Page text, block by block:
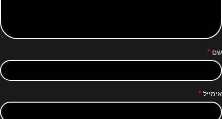
שם *
אימייל *